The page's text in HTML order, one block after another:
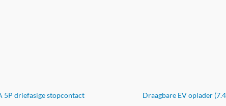
5P driefasige stopcontact Draagbare EV oplader